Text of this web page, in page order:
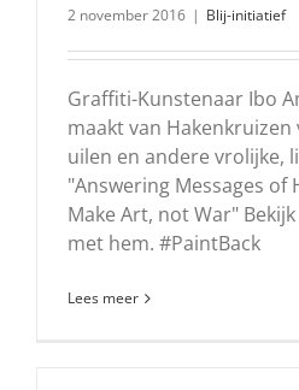
2 november 2016 | Blij-initiatief
Graffiti-Kunstenaar Ibo
maakt van
uilen en andere vrolijke,
"Answering Messages of
Make Art, not War"
met hem. #PaintBack
Lees meer